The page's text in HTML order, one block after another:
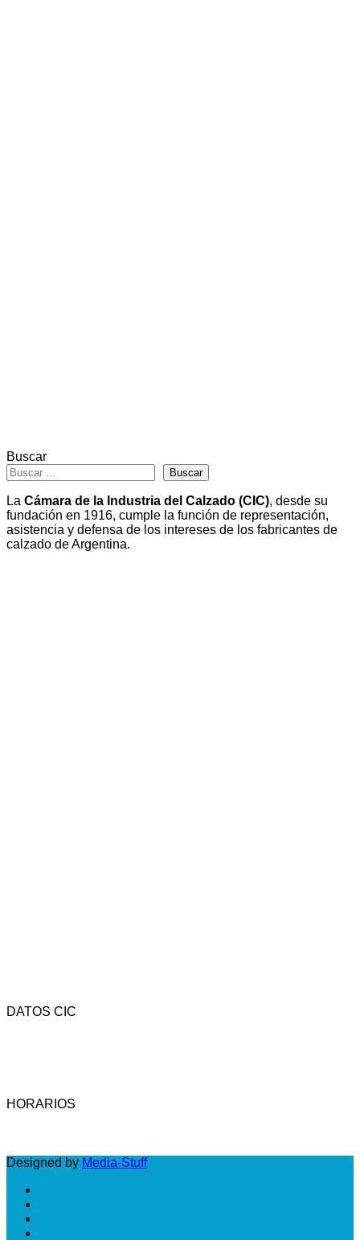
Buscar
Buscar
La Cámara de la Industria del Calzado (CIC), desde su
fundación en 1916, cumple la función de representación,
asistencia y defensa de los intereses de los fabricantes de
calzado de Argentina.
DATOS CIC
HORARIOS
Designed by Media-Stuff